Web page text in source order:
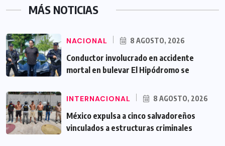
MÁS NOTICIAS
NACIONAL 8 AGOSTO, 2026
Conductor involucrado en accidente
mortal en bulevar El Hipódromo se
INTERNACIONAL 8 AGOSTO, 2026
México expulsa a cinco salvadoreños
vinculados a estructuras criminales